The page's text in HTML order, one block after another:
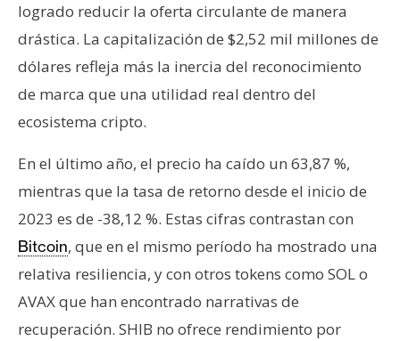
logrado reducir la oferta circulante de manera
drástica. La capitalización de $2,52 mil millones de
dólares refleja más la inercia del reconocimiento
de marca que una utilidad real dentro del
ecosistema cripto.
En el último año, el precio ha caído un 63,87 %,
mientras que la tasa de retorno desde el inicio de
2023 es de -38,12 %. Estas cifras contrastan con
Bitcoin, que en el mismo período ha mostrado una
relativa resiliencia, y con otros tokens como SOL o
AVAX que han encontrado narrativas de
recuperación. SHIB no ofrece rendimiento por